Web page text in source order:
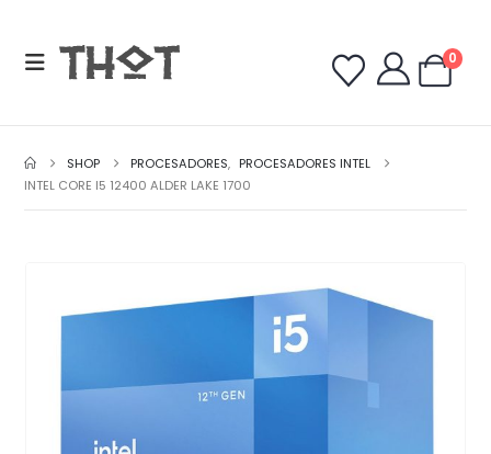
0
SHOP PROCESADORES, PROCESADORES INTEL
INTEL CORE I5 12400 ALDER LAKE 1700